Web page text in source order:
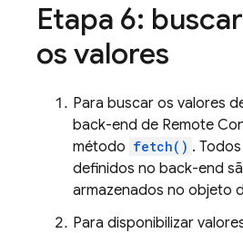
Etapa 6:
os valores
Para buscar os valores
back-end de Remote
método fetch() .
definidos no back-end
armazenados no objeto
Para disponibilizar